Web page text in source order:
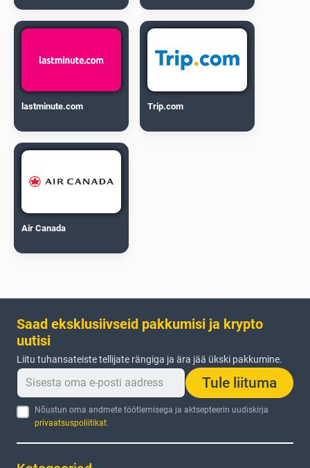
lastminute.com Trip.com
Air Canada
Saad eksklusiivseid pakkumisi ja krypto
uutisi
Liitu tuhansateiste tellijate rängiga ja ära jää ükski pakkumine.
Tule liituma
Nõustun oma andmete töötlemisega ja aktsepteerin uudiskirja
privaatsuspoliitikat.